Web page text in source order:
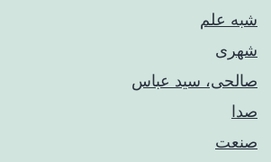
شبه علم
شهری
صالحی، سید عباس
صدا
صنعت